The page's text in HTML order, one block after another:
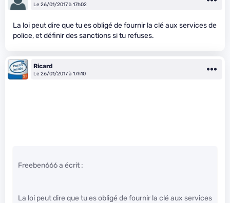
Le 26/01/2017 à 17h02
La loi peut dire que tu es obligé de fournir la clé aux services de
police, et définir des sanctions si tu refuses.
Ricard
Le 26/01/2017 à 17h10
Freeben666 a écrit :
La loi peut dire que tu es obligé de fournir la clé aux services